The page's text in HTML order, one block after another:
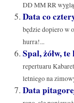
DD MM RR
Data co
będzie dopiero w
hurra!...
Spal, żółw,
repertuaru
letniego na
Data